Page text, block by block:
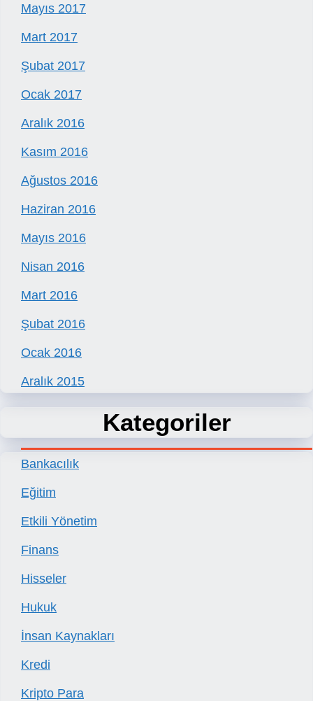
Mayıs 2017
Mart 2017
Şubat 2017
Ocak 2017
Aralık 2016
Kasım 2016
Ağustos 2016
Haziran 2016
Mayıs 2016
Nisan 2016
Mart 2016
Şubat 2016
Ocak 2016
Aralık 2015
Kategoriler
Bankacılık
Eğitim
Etkili Yönetim
Finans
Hisseler
Hukuk
İnsan Kaynakları
Kredi
Kripto Para